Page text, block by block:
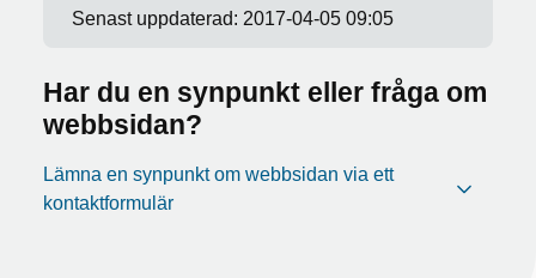
Senast uppdaterad: 2017-04-05 09:05
Har du en synpunkt eller fråga om
webbsidan?
Lämna en synpunkt om webbsidan via ett
kontaktformulär